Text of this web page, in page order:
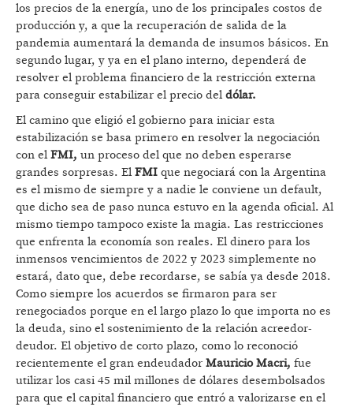
los precios de la energía, uno de los principales costos de
producción y, a que la recuperación de salida de la
pandemia aumentará la demanda de insumos básicos. En
segundo lugar, y ya en el plano interno, dependerá de
resolver el problema financiero de la restricción externa
para conseguir estabilizar el precio del dólar.
El camino que eligió el gobierno para iniciar esta
estabilización se basa primero en resolver la negociación
con el FMI, un proceso del que no deben esperarse
grandes sorpresas. El FMI que negociará con la Argentina
es el mismo de siempre y a nadie le conviene un default,
que dicho sea de paso nunca estuvo en la agenda oficial. Al
mismo tiempo tampoco existe la magia. Las restricciones
que enfrenta la economía son reales. El dinero para los
inmensos vencimientos de 2022 y 2023 simplemente no
estará, dato que, debe recordarse, se sabía ya desde 2018.
Como siempre los acuerdos se firmaron para ser
renegociados porque en el largo plazo lo que importa no es
la deuda, sino el sostenimiento de la relación acreedor-
deudor. El objetivo de corto plazo, como lo reconoció
recientemente el gran endeudador Mauricio Macri, fue
utilizar los casi 45 mil millones de dólares desembolsados
para que el capital financiero que entró a valorizarse en el